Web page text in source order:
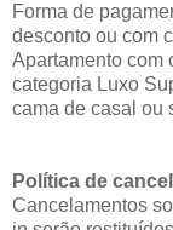
Forma de
desconto ou com
Apartamento com
categoria Luxo
cama de casal ou
Política de
Cancelamentos